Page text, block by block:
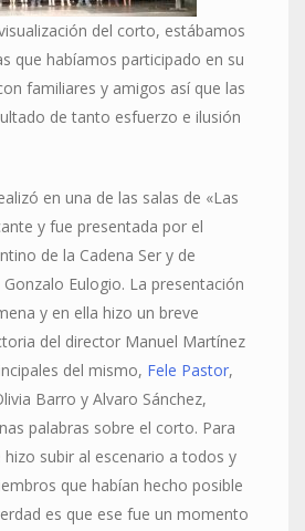
del corto, estábamos
que habíamos participado en su
familiares y amigos así que las
de tanto esfuerzo e ilusión
en una de las salas de «Las
y fue presentada por el
de la Cadena Ser y de
Eulogio. La presentación
y en ella hizo un breve
del director Manuel Martínez
del mismo, Fele Pastor,
Barro y Alvaro Sánchez,
palabras sobre el corto. Para
subir al escenario a todos y
que habían hecho posible
es que ese fue un momento